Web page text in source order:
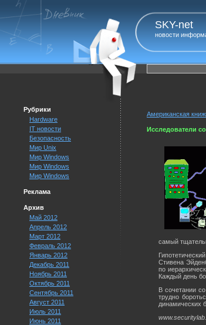
SKY-net
новости
Рубрики
Hardware
IT новости
Безопасность
Мир Unix
Мир Windows
Мир Windows
Мир Windows
Реклама
Архив
Май 2012
Апрель 2012
Март 2012
Февраль 2012
Январь 2012
Декабрь 2011
Ноябрь 2011
Октябрь 2011
Сентябрь 2011
Август 2011
Июль 2011
Июнь 2011
Американская
Исследователи
самый
Стивена
по
Каждый день
В сочетании
трудно
динамических